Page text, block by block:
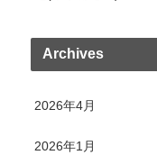
Archives
2026年4月
2026年1月